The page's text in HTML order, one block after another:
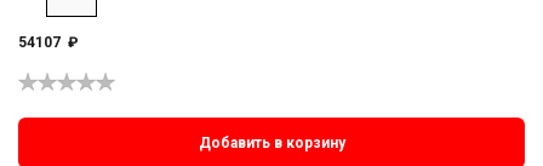
54107 ₽
Добавить в корзину